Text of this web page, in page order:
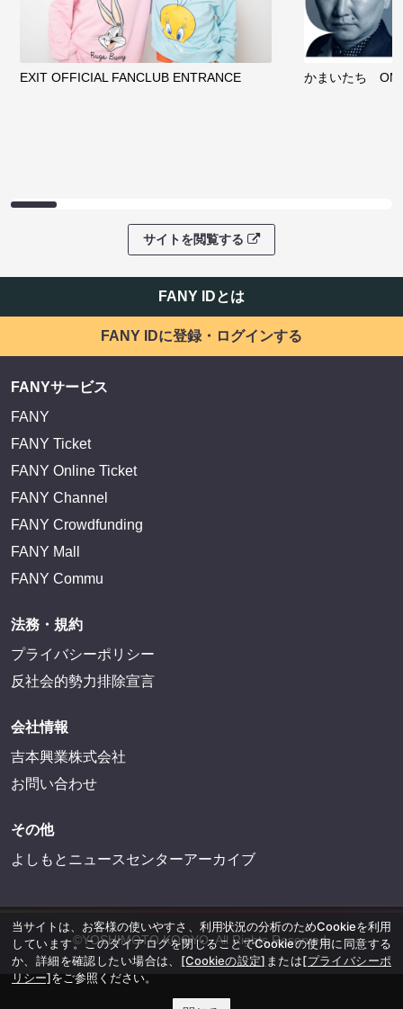
EXIT OFFICIAL FANCLUB ENTRANCE かまいたち
サイトを閲覧する
FANY IDとは
FANY IDに登録・ログインする
FANYサービス
FANY
FANY Ticket
FANY Online Ticket
FANY Channel
FANY Crowdfunding
FANY Mall
FANY Commu
法務・規約
プライバシーポリシー
反社会的勢力排除宣言
会社情報
吉本興業株式会社
お問い合わせ
その他
よしもとニュースセンターアーカイブ
©YOSHIMOTO KOGYO, All Rights Reserved.
当サイトは、お客様の使いやすさ、利用状況の分析のためCookieを利用
しています。このダイアログを閉じることでCookieの使用に同意する
か、詳細を確認したい場合は、 [Cookieの設定] または[プライバシーポ
リシー]をご参照ください。